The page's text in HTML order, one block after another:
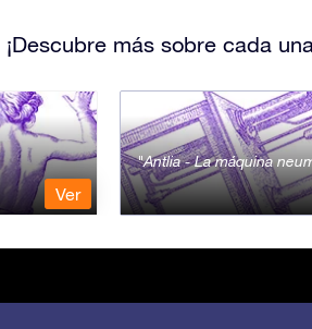
¡Descubre más sobre cada
Ver
Antlia - La máquina